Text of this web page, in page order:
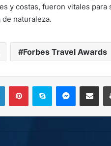
y costas, fueron vitales
naturaleza.
Forbes Travel Awards
LinkedInPinterestSkype Messenger
Compartir